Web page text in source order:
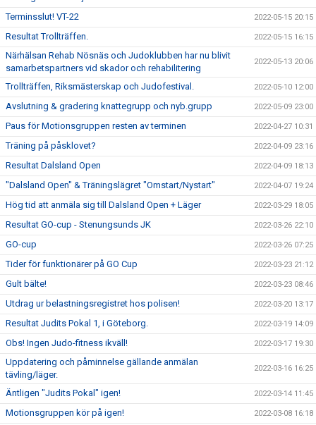
Terminsslut! VT-22 2022-05-15 20:15
Resultat Trollträffen. 2022-05-15 16:15
Närhälsan Rehab Nösnäs och Judoklubben har nu blivit
samarbetspartners vid skador och rehabilitering
2022-05-13 20:06
Trollträffen, Riksmästerskap och Judofestival. 2022-05-10 12:00
Avslutning & gradering knattegrupp och nyb.grupp 2022-05-09 23:00
Paus för Motionsgruppen resten av terminen 2022-04-27 10:31
Träning på påsklovet? 2022-04-09 23:16
Resultat Dalsland Open 2022-04-09 18:13
"Dalsland Open" & Träningslägret "Omstart/Nystart" 2022-04-07 19:24
Hög tid att anmäla sig till Dalsland Open + Läger 2022-03-29 18:05
Resultat GO-cup - Stenungsunds JK 2022-03-26 22:10
GO-cup 2022-03-26 07:25
Tider för funktionärer på GO Cup 2022-03-23 21:12
Gult bälte! 2022-03-23 08:46
Utdrag ur belastningsregistret hos polisen! 2022-03-20 13:17
Resultat Judits Pokal 1, i Göteborg. 2022-03-19 14:09
Obs! Ingen Judo-fitness ikväll! 2022-03-17 19:30
Uppdatering och påminnelse gällande anmälan
tävling/läger.
2022-03-16 16:25
Äntligen "Judits Pokal" igen! 2022-03-14 11:45
Motionsgruppen kör på igen! 2022-03-08 16:18